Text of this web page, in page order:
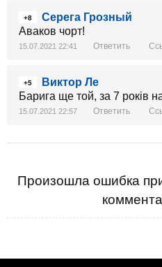
+8
Серега Грозный
Аваков чорт!
15.07.2021 22:41 Ответить
+5
Виктор Ле
Барига ще той, за 7 років
15.07.2021 22:57 Ответить
Произошла ошибка